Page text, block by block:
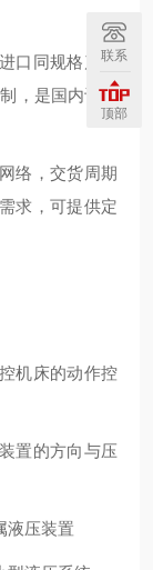
口同规格产品
，是国内设备
络，交货周期
求，可提供定
机床的动作控
置的方向与压
液压装置
联系
顶部